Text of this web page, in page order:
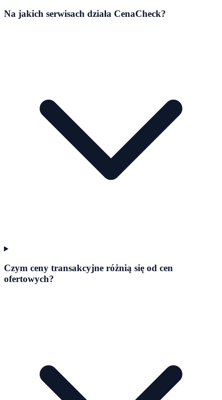
Na jakich serwisach działa CenaCheck?
Czym ceny transakcyjne różnią się od cen
ofertowych?